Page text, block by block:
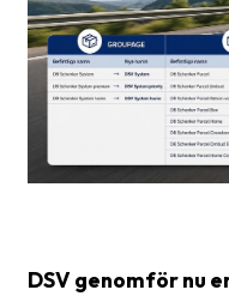
Vanliga
frågor
&
Ordlista
Frakthandlingar
DSV genomför nu